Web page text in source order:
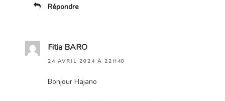
Répondre
Fitia BARO
24 AVRIL 2024 À 22H40
Bonjour Hajano